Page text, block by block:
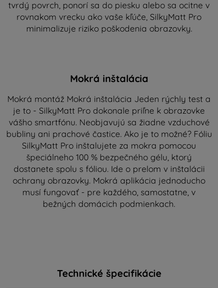
tvrdý povrch, ponorí sa do piesku alebo sa ocitne v
rovnakom vrecku ako vaše kľúče, SilkyMatt Pro
minimalizuje riziko poškodenia obrazovky.
Mokrá inštalácia
Mokrá montáž Mokrá inštalácia Jeden rýchly test a
je to - SilkyMatt Pro dokonale priľne k obrazovke
vášho smartfónu. Neobjavujú sa žiadne vzduchové
bubliny ani prachové častice. Ako je to možné? Fóliu
SilkyMatt Pro inštalujete za mokra pomocou
špeciálneho 100 % bezpečného gélu, ktorý
dostanete spolu s fóliou. Ide o prelom v inštalácii
ochrany obrazovky. Mokrá aplikácia jednoducho
musí fungovať - pre každého, samostatne, v
bežných domácich podmienkach.
Technické špecifikácie